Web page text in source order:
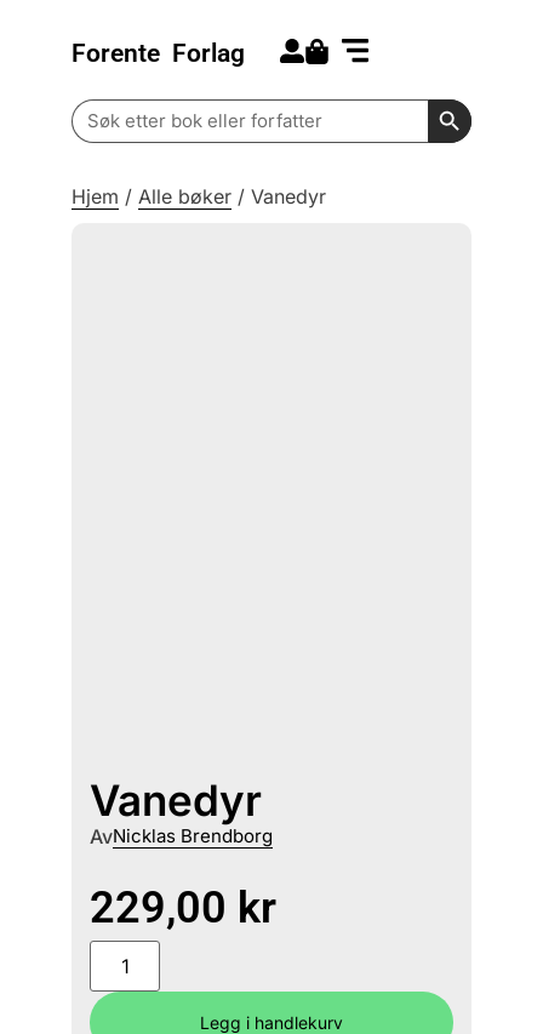
Forente Forlag
Search
for:
Search
Hjem / Alle bøker / Vanedyr
Vanedyr
AvNicklas Brendborg
229,00 kr
Legg i handlekurv